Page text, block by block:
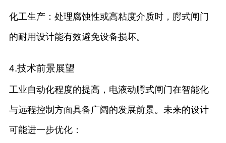
化工生产：处理腐蚀性或高粘度介质时，腭式闸门
的耐用设计能有效避免设备损坏。
4.技术前景展望
工业自动化程度的提高，电液动腭式闸门在智能化
与远程控制方面具备广阔的发展前景。未来的设计
可能进一步优化：